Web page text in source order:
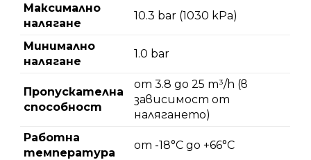
Максимално
налягане
10.3 bar (1030 kPa)
Минимално
налягане
1.0 bar
Пропускателна
способност
от 3.8 до 25 m³/h (в
зависимост от
налягането)
Работна
температура
от -18°C до +66°C